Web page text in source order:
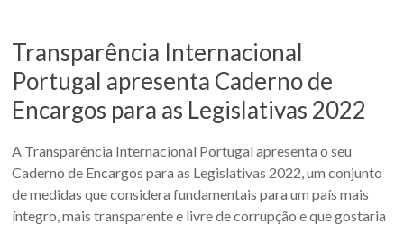
Transparência Internacional
Portugal apresenta Caderno de
Encargos para as Legislativas 2022
A Transparência Internacional Portugal apresenta o seu
Caderno de Encargos para as Legislativas 2022, um conjunto
de medidas que considera fundamentais para um país mais
íntegro, mais transparente e livre de corrupção e que gostaria